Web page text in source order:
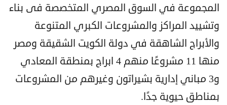
المجموعة في السوق المصري المتخصصة فى بناء
وتشييد المراكز والمشروعات الكبري المتنوعة
والأبراج الشاهقة في دولة الكويت الشقيقة ومصر
منها 11 مشروعًا منهم 4 ابراج بمنطقة المعادي
و3 مباني إدارية بشيراتون وغيرهم من المشروعات
بمناطق حيوية جدًا.